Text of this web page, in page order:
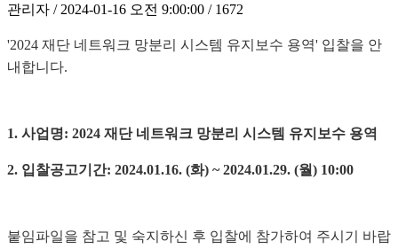
관리자 / 2024-01-16 오전 9:00:00 / 1672
'2024 재단 네트워크 망분리 시스템 유지보수 용역' 입찰을 안
내합니다.
1. 사업명: 2024 재단 네트워크 망분리 시스템 유지보수 용역
2. 입찰공고기간: 2024.01.16. (화) ~ 2024.01.29. (월) 10:00
붙임파일을 참고 및 숙지하신 후 입찰에 참가하여 주시기 바랍